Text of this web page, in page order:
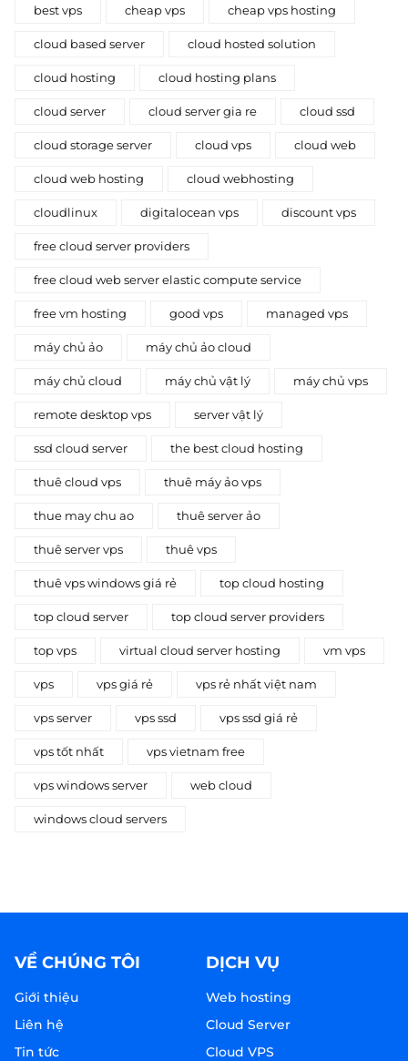
best vps cheap vps cheap vps hosting
cloud based server cloud hosted solution
cloud hosting cloud hosting plans
cloud server cloud server gia re cloud ssd
cloud storage server cloud vps cloud web
cloud web hosting cloud webhosting
cloudlinux digitalocean vps discount vps
free cloud server providers
free cloud web server elastic compute service
free vm hosting good vps managed vps
máy chủ ảo máy chủ ảo cloud
máy chủ cloud máy chủ vật lý máy chủ vps
remote desktop vps server vật lý
ssd cloud server the best cloud hosting
thuê cloud vps thuê máy ảo vps
thue may chu ao thuê server ảo
thuê server vps thuê vps
thuê vps windows giá rẻ top cloud hosting
top cloud server top cloud server providers
top vps virtual cloud server hosting vm vps
vps vps giá rẻ vps rẻ nhất việt nam
vps server vps ssd vps ssd giá rẻ
vps tốt nhất vps vietnam free
vps windows server web cloud
windows cloud servers
VỀ CHÚNG TÔI
Giới thiệu
Liên hệ
Tin tức
DỊCH VỤ
Web hosting
Cloud Server
Cloud VPS